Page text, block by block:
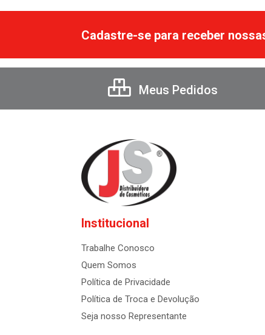
Cadastre-se para receber
Meus Pedidos
Institucional
Trabalhe Conosco
Quem Somos
Política de Privacidade
Política de Troca e Devolução
Seja nosso Representante